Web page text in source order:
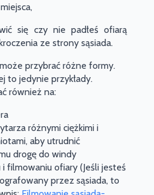
się czy nie padłeś ofiarą
ze strony sąsiada.
przybrać różne formy.
to jedynie przykłady.
również na:
różnymi ciężkimi i
aby utrudnić
drogę do windy
filmowaniu ofiary (Jeśli jesteś
przez sąsiada, to